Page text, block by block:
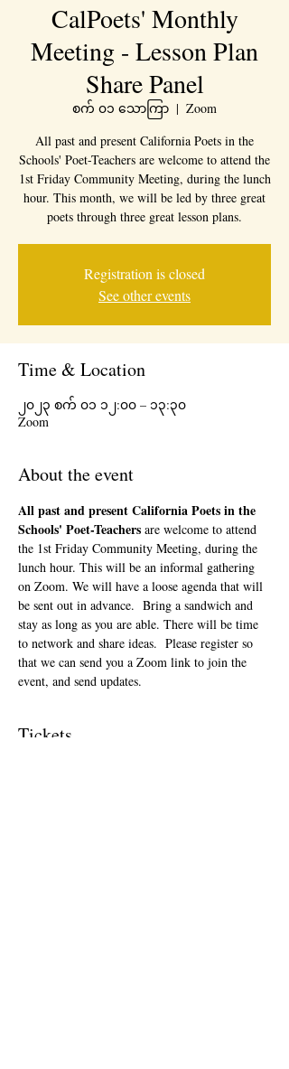
CalPoets' Monthly
Meeting - Lesson Plan
Share Panel
စက် ၀၁ သောကြာ
  |
Zoom
All past and present California Poets in the
Schools' Poet-Teachers are welcome to attend the
1st Friday Community Meeting, during the lunch
hour. This month, we will be led by three great
poets through three great lesson plans.
Registration is closed
See other events
Time & Location
၂၀၂၃ စက် ၀၁ ၁၂:၀၀ – ၁၃:၃၀
Zoom
About the event
All past and present California Poets in the
Schools' Poet-Teachers are welcome to attend
the 1st Friday Community Meeting, during the
lunch hour. This will be an informal gathering
on Zoom. We will have a loose agenda that will
be sent out in advance.  Bring a sandwich and
stay as long as you are able. There will be time
to network and share ideas.  Please register so
that we can send you a Zoom link to join the
event, and send updates.
Tickets